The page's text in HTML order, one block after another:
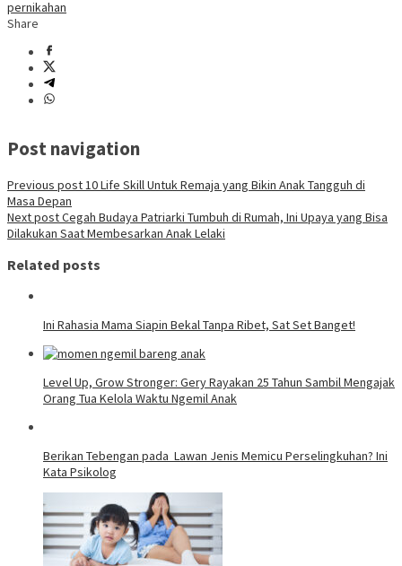
pernikahan
Share
Post navigation
Previous post10 Life Skill Untuk Remaja yang Bikin Anak Tangguh di
Masa Depan
Next postCegah Budaya Patriarki Tumbuh di Rumah, Ini Upaya yang Bisa
Dilakukan Saat Membesarkan Anak Lelaki
Related posts
Ini Rahasia Mama Siapin Bekal Tanpa Ribet, Sat Set Banget!
Level Up, Grow Stronger: Gery Rayakan 25 Tahun Sambil Mengajak
Orang Tua Kelola Waktu Ngemil Anak
Berikan Tebengan pada Lawan Jenis Memicu Perselingkuhan? Ini
Kata Psikolog